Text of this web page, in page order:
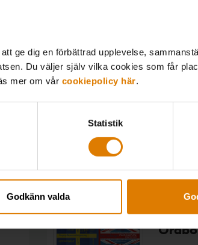
ge dig en förbättrad upplevelse,
Du väljer själv vilka cookies som får
mer om vår cookiepolicy här.
Statistik
Godkänn valda
Förvaltning & drift
Ledarskap